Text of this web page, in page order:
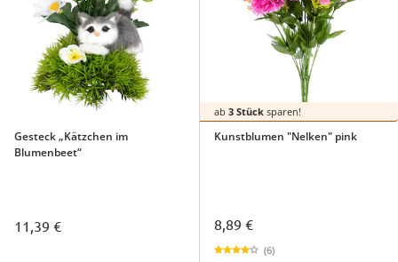
Gesteck „Kätzchen im
Blumenbeet“
11,39 €
ab 3 Stücksparen!
Kunstblumen "Nelken" pink
8,89 €
(6)